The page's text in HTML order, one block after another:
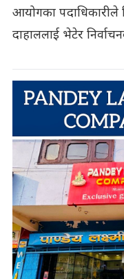
आयोगका पदाधिकारीले
दाहाललाई भेटेर